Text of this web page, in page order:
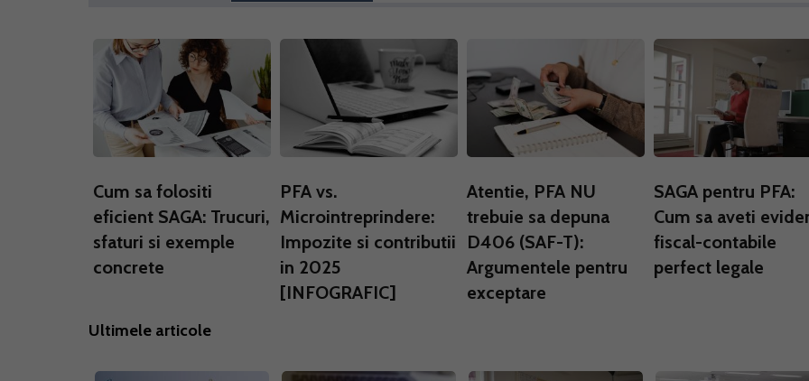
Cum sa folositi
eficient SAGA: Trucuri,
sfaturi si exemple
concrete
PFA vs.
Microintreprindere:
Impozite si contributii
in 2025
[INFOGRAFIC]
Atentie, PFA NU
trebuie sa depuna
D406 (SAF-T):
Argumentele pentru
exceptare
SAGA pentru PFA:
Cum sa aveti
fiscal-contabile
perfect legale
Ultimele articole